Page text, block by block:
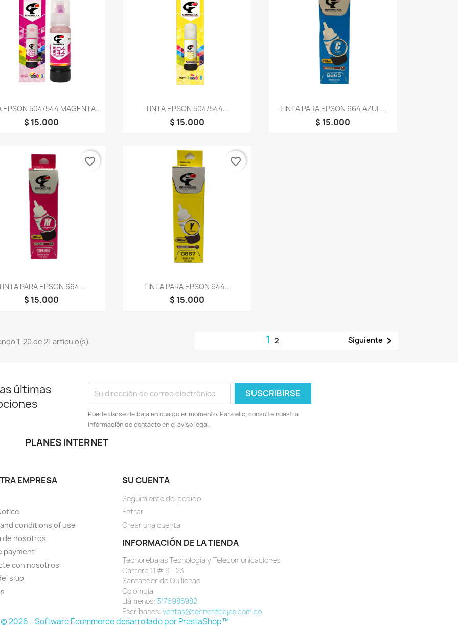
Vista rápida
EPSON 504/544 MAGENTA...
$ 15.000
Vista rápida
TINTA EPSON 504/544...
$ 15.000
Vista rápida
TINTA PARA EPSON 664 AZUL...
$ 15.000
Vista rápida
PARA EPSON 664...
$ 15.000
favorite_border
Vista rápida
TINTA PARA EPSON 644...
$ 15.000
favorite_border
1-20 de 21 artículo(s) 12 Siguiente 
últimas
Puede darse de baja en cualquier momento. Para ello, consulte nuestra
información de contacto en el aviso legal.
PLANES INTERNET
EMPRESA
conditions of use
de nosotros
payment
con nosotros
sitio
SU CUENTA
Seguimiento del pedido
Entrar
Crear una cuenta
INFORMACIÓN DE LA TIENDA
Tecnorebajas Tecnologia y Telecomunicaciones
Carrera 11 # 6 - 23
Santander de Quilichao
Colombia
Llámenos: 3176985982
Escríbanos: ventas@tecnorebajas.com.co
© 2026 - Software Ecommerce desarrollado por PrestaShop™